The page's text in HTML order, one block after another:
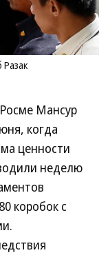
Мансур
когда
ценности
неделю
коробок с